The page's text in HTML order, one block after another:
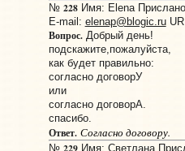
№ 228Имя: Elena
E-mail: elenap@blogic.ru
Вопрос.Добрый день!
подскажите,пожалуйста,
как будет правильно:
согласно договорУ
или
согласно договорА.
спасибо.
Ответ. Согласно договору.
№
Имя: Светлана